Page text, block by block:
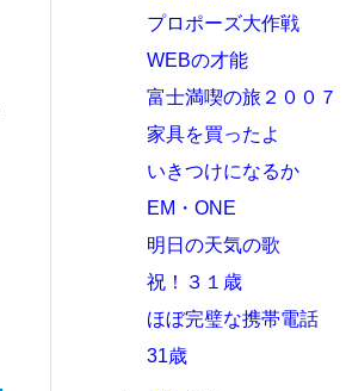
プロポーズ大作戦
WEBの才能
富士満喫の旅２００７
家具を買ったよ
いきつけになるか
EM・ONE
明日の天気の歌
祝！３１歳
ほぼ完璧な携帯電話
31歳